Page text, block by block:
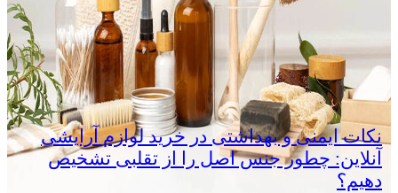
نکات ایمنی و بهداشتی در خرید لوازم آرایشی
آنلاین: چطور جنس اصل را از تقلبی تشخیص
دهیم؟